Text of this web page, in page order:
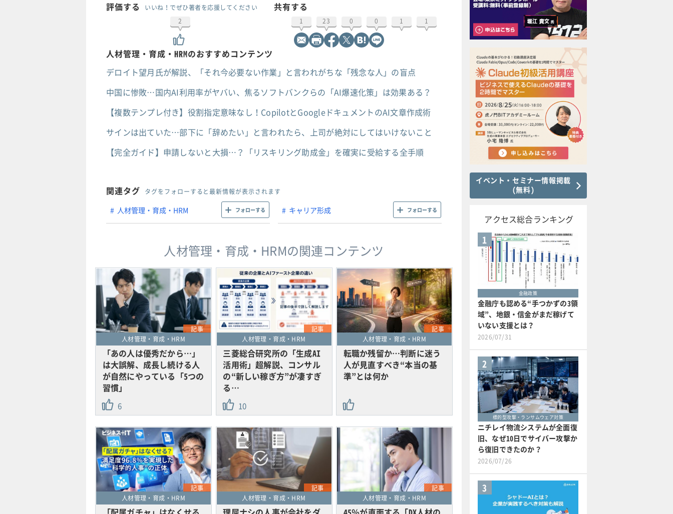
評価する
いいね！でぜひ著者を応援してください
2
共有する
1 23 0 0 1 1
人材管理・育成・HRMのおすすめコンテンツ
デロイト望月氏が解説、「それ今必要ない作業」と言われがちな「残念な人」の盲点
中国に惨敗…国内AI利用率がヤバい、焦るソフトバンクらの「AI爆速化策」は効果ある？
【複数テンプレ付き】役割指定意味なし！CopilotとGoogleドキュメントのAI文章作成術
サインは出ていた…部下に「辞めたい」と言われたら、上司が絶対にしてはいけないこと
【完全ガイド】申請しないと大損…？「リスキリング助成金」を確実に受給する全手順
関連タグ タグをフォローすると最新情報が表示されます
人材管理・育成・HRM フォローする キャリア形成 フォローする
人材管理・育成・HRMの関連コンテンツ
記事
人材管理・育成・HRM
「あの人は優秀だから…」
は大誤解、成長し続ける人
が自然にやっている「5つの
習慣」
6
記事
人材管理・育成・HRM
三菱総合研究所の「生成AI
活用術」超解説、コンサル
の“新しい稼ぎ方”が凄すぎ
る…
10
記事
人材管理・育成・HRM
転職か残留か…判断に迷う
人が見直すべき“本当の基
準”とは何か
記事
人材管理・育成・HRM
記事
人材管理・育成・HRM
記事
人材管理・育成・HRM
イベント・セミナー情報掲載
(無料)
アクセス総合ランキング
1
金融政策
金融庁も認める“手つかずの3領
域”、地銀・信金がまだ稼げて
いない支援とは？
2026/07/31
2
標的型攻撃・ランサムウェア対策
ニチレイ物流システムが全面復
旧、なぜ10日でサイバー攻撃か
ら復旧できたのか？
2026/07/26
3